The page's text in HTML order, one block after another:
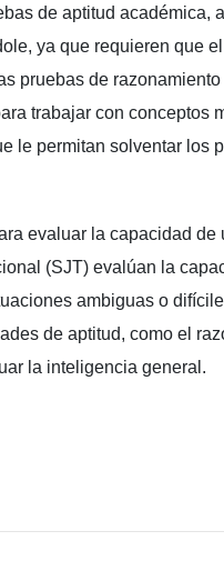
de aptitud académica,
ya que requieren que
pruebas de
trabajar con conceptos
le permitan solventar los
evaluar la capacidad
(SJT) evalúan la
ambiguas o
de aptitud, como el
la inteligencia general.